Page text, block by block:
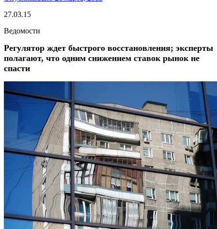
27.03.15
Ведомости
Регулятор ждет быстрого восстановления; эксперты
полагают, что одним снижением ставок рынок не
спасти